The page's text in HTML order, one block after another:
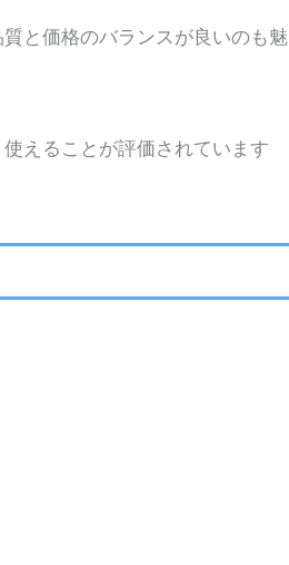
と価格のバランスが良いのも魅
えることが評価されています